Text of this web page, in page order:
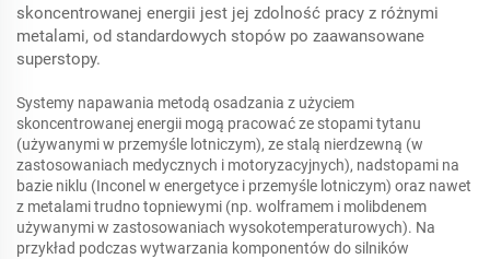
skoncentrowanej energii jest jej zdolność pracy z różnymi
metalami, od standardowych stopów po zaawansowane
superstopy.
Systemy napawania metodą osadzania z użyciem
skoncentrowanej energii mogą pracować ze stopami tytanu
(używanymi w przemyśle lotniczym), ze stalą nierdzewną (w
zastosowaniach medycznych i motoryzacyjnych), nadstopami na
bazie niklu (Inconel w energetyce i przemyśle lotniczym) oraz nawet
z metalami trudno topniewymi (np. wolframem i molibdenem
używanymi w zastosowaniach wysokotemperaturowych). Na
przykład podczas wytwarzania komponentów do silników